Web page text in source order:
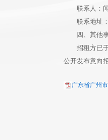
联系人：
联系地址
四、其他
招租方已
公开发布意向
广东省广州